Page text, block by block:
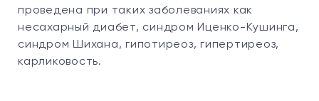
проведена при таких заболеваниях как
несахарный диабет, синдром Иценко-Кушинга,
синдром Шихана, гипотиреоз, гипертиреоз,
карликовость.